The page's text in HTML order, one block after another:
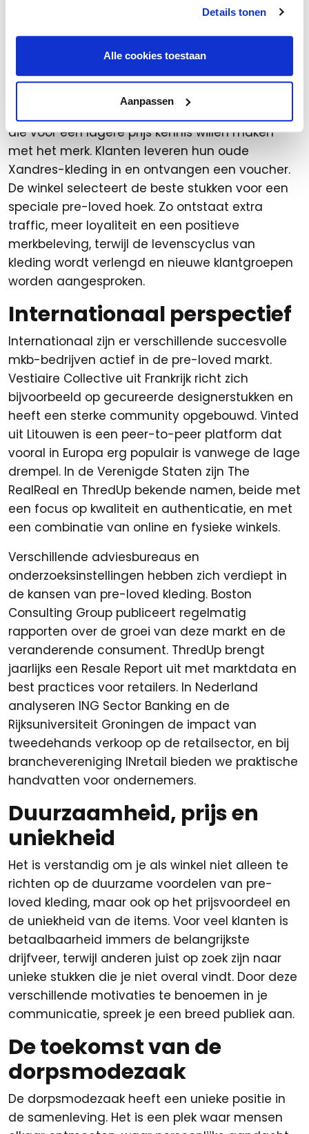
Details tonen
Alle cookies toestaan
Aanpassen
evenementen, vergroot je de zichtbaarheid en
Een inspirerend voorbeeld is Xandres Preloved
Dit concept is waardevol voor bestaande
klanten die waarde hechten aan kwaliteit en
die voor een lagere prijs kennis willen maken
met het merk. Klanten leveren hun oude
Xandres-kleding in en ontvangen een voucher.
De winkel selecteert de beste stukken voor een
speciale pre-loved hoek. Zo ontstaat extra
traffic, meer loyaliteit en een positieve
merkbeleving, terwijl de levenscyclus van
kleding wordt verlengd en nieuwe klantgroepen
worden aangesproken.
Internationaal perspectief
Internationaal zijn er verschillende succesvolle
mkb-bedrijven actief in de pre-loved markt.
Vestiaire Collective uit Frankrijk richt zich
bijvoorbeeld op gecureerde designerstukken en
heeft een sterke community opgebouwd. Vinted
uit Litouwen is een peer-to-peer platform dat
vooral in Europa erg populair is vanwege de lage
drempel. In de Verenigde Staten zijn The
RealReal en ThredUp bekende namen, beide met
een focus op kwaliteit en authenticatie, en met
een combinatie van online en fysieke winkels.
Verschillende adviesbureaus en
onderzoeksinstellingen hebben zich verdiept in
de kansen van pre-loved kleding. Boston
Consulting Group publiceert regelmatig
rapporten over de groei van deze markt en de
veranderende consument. ThredUp brengt
jaarlijks een Resale Report uit met marktdata en
best practices voor retailers. In Nederland
analyseren ING Sector Banking en de
Rijksuniversiteit Groningen de impact van
tweedehands verkoop op de retailsector, en bij
branchevereniging INretail bieden we praktische
handvatten voor ondernemers.
Duurzaamheid, prijs en
uniekheid
Het is verstandig om je als winkel niet alleen te
richten op de duurzame voordelen van pre-
loved kleding, maar ook op het prijsvoordeel en
de uniekheid van de items. Voor veel klanten is
betaalbaarheid immers de belangrijkste
drijfveer, terwijl anderen juist op zoek zijn naar
unieke stukken die je niet overal vindt. Door deze
verschillende motivaties te benoemen in je
communicatie, spreek je een breed publiek aan.
De toekomst van de
dorpsmodezaak
De dorpsmodezaak heeft een unieke positie in
de samenleving. Het is een plek waar mensen